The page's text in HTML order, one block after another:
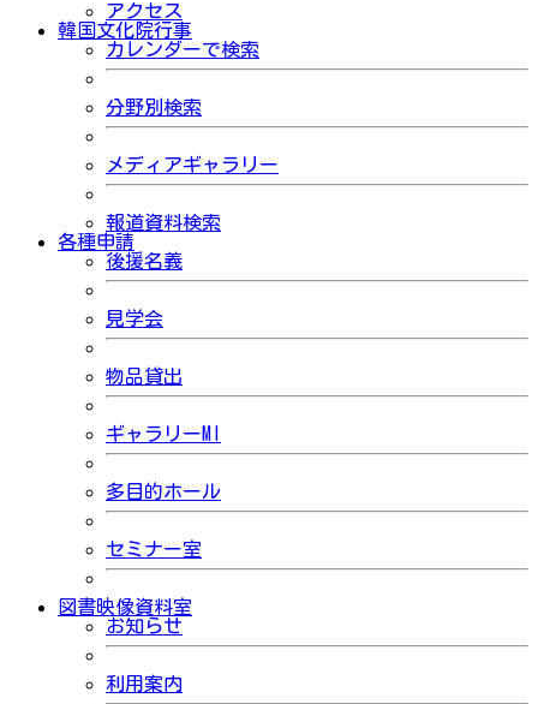
アクセス
韓国文化院行事
カレンダーで検索
分野別検索
メディアギャラリー
報道資料検索
各種申請
後援名義
見学会
物品貸出
ギャラリーMI
多目的ホール
セミナー室
図書映像資料室
お知らせ
利用案内